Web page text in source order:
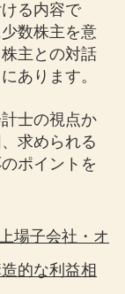
る内容で
数株主を意
主との対話
あります。
士の視点か
求められる
ポイントを
場子会社・オ
的な利益相